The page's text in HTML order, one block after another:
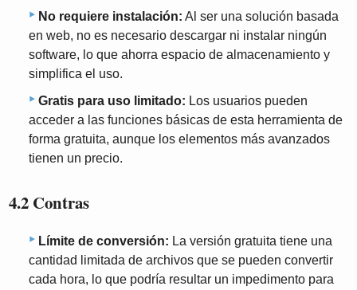
No requiere instalación: Al ser una solución basada
en web, no es necesario descargar ni instalar ningún
software, lo que ahorra espacio de almacenamiento y
simplifica el uso.
Gratis para uso limitado: Los usuarios pueden
acceder a las funciones básicas de esta herramienta de
forma gratuita, aunque los elementos más avanzados
tienen un precio.
4.2 Contras
Límite de conversión: La versión gratuita tiene una
cantidad limitada de archivos que se pueden convertir
cada hora, lo que podría resultar un impedimento para